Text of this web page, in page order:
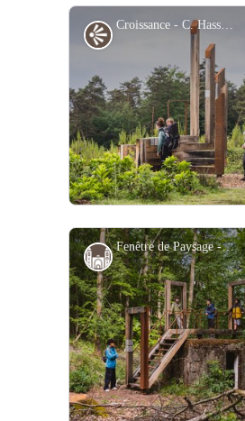
Voir l'image
Croissance - C. Hassani, PNRVN
Voir l'image
Point de vue
Fenêtre de Paysage - Veilleur - C. Hassani, PNRVN
Monuments et